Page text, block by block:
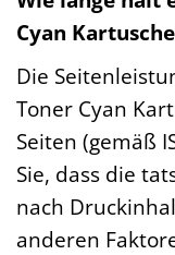
Cyan
Die
Toner Cyan
Seiten (gemäß
Sie, dass die
nach
anderen